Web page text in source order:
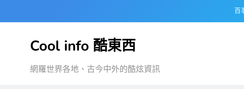
百
Cool info 酷東西
網羅世界各地、古今中外的酷炫資訊